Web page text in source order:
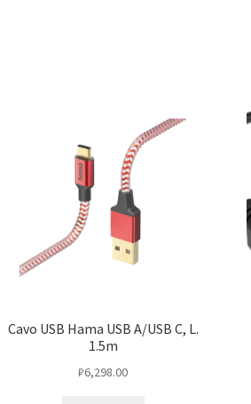
Cavo USB Hama USB A/USB C, L.
1.5m
₽6,298.00